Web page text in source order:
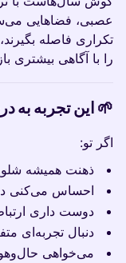
عصبی، فضاهایی
تکراری فاصله
را با آگاهی بیشتری
🌱 این تجربه به
اگر تو:
ذهنت همیشه
احساس می‌کنی در
دوست داری
دنبال تجربه‌ای
می‌خواهی